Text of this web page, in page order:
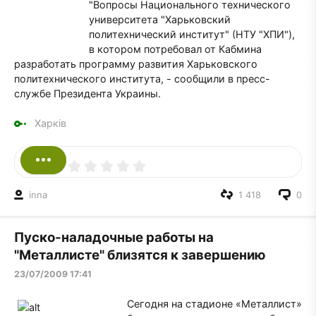
"Вопросы Национального технического
университета "Харьковский
политехнический институт" (НТУ "ХПИ"),
в котором потребовал от Кабмина
разработать программу развития Харьковского
политехнического института, - сообщили в пресс-
службе Президента Украины.
Харків
inna 0
1 418
Пуско-наладочные работы на
"Металлисте" близятся к завершению
23/07/2009 17:41
Сегодня на стадионе «Металлист»